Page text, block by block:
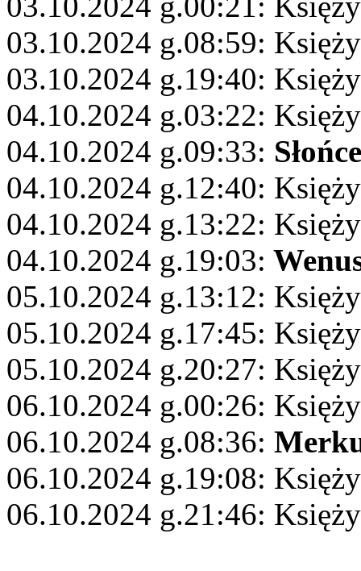
03.10.2024 g.08:59:
03.10.2024 g.19:40:
04.10.2024 g.03:22:
04.10.2024 g.09:33: Słońce
04.10.2024 g.12:40:
04.10.2024 g.13:22:
04.10.2024 g.19:03:
05.10.2024 g.13:12:
05.10.2024 g.17:45:
05.10.2024 g.20:27:
06.10.2024 g.00:26:
06.10.2024 g.08:36:
06.10.2024 g.19:08:
06.10.2024 g.21:46: